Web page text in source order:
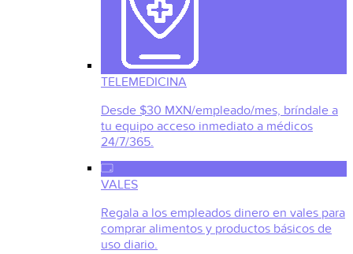
TELEMEDICINA
Desde $30 MXN/empleado/mes, bríndale a
tu equipo acceso inmediato a médicos
24/7/365.
VALES
Regala a los empleados dinero en vales para
comprar alimentos y productos básicos de
uso diario.